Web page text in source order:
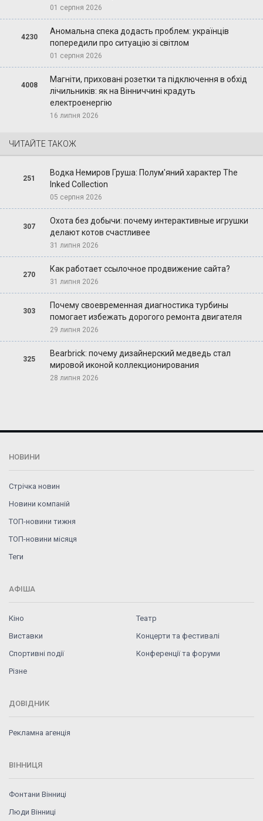
01 серпня 2026
4230
Аномальна спека додасть проблем: українців
попередили про ситуацію зі світлом
01 серпня 2026
4008
Магніти, приховані розетки та підключення в обхід
лічильників: як на Вінниччині крадуть
електроенергію
16 липня 2026
ЧИТАЙТЕ ТАКОЖ
251
Водка Немиров Груша: Полум'яний характер The
Inked Collection
05 серпня 2026
307
Охота без добычи: почему интерактивные игрушки
делают котов счастливее
31 липня 2026
270
Как работает ссылочное продвижение сайта?
31 липня 2026
303
Почему своевременная диагностика турбины
помогает избежать дорогого ремонта двигателя
29 липня 2026
325
Bearbrick: почему дизайнерский медведь стал
мировой иконой коллекционирования
28 липня 2026
НОВИНИ
Стрічка новин
Новини компаній
ТОП-новини тижня
ТОП-новини місяця
Теги
АФІША
Кіно
Театр
Виставки
Концерти та фестивалі
Спортивні події
Конференції та форуми
Різне
ДОВІДНИК
Рекламна агенція
ВІННИЦЯ
Фонтани Вінниці
Люди Вінниці